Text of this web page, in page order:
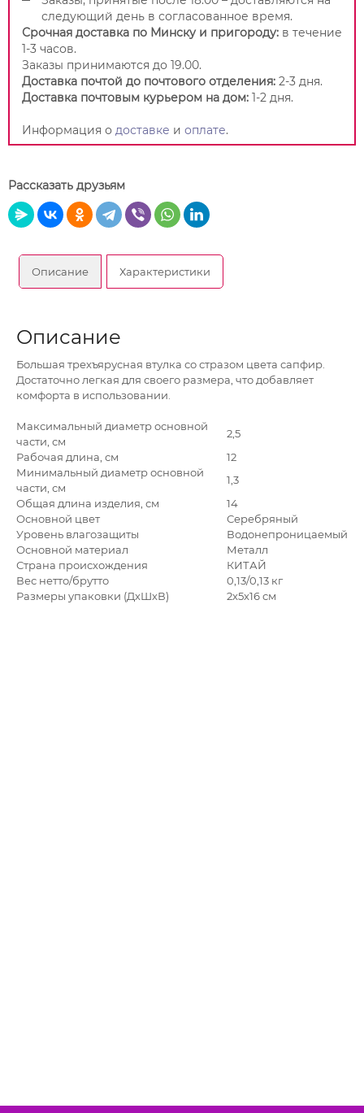
следующий день в согласованное время.
Срочная доставка по Минску и пригороду: в течение
1-3 часов.
Заказы принимаются до 19.00.
Доставка почтой до почтового отделения: 2-3 дня.
Доставка почтовым курьером на дом: 1-2 дня.
Информация о доставке и оплате.
Рассказать друзьям
Описание Характеристики
Описание
Большая трехъярусная втулка со стразом цвета сапфир.
Достаточно легкая для своего размера, что добавляет
комфорта в использовании.
Максимальный диаметр основной
части, см
2,5
Рабочая длина, см
12
Минимальный диаметр основной
части, см
1,3
Общая длина изделия, см
14
Основной цвет
Серебряный
Уровень влагозащиты
Водонепроницаемый
Основной материал
Металл
Страна происхождения
КИТАЙ
Вес нетто/брутто
0,13/0,13 кг
Размеры упаковки (ДхШхВ)
2x5x16 см